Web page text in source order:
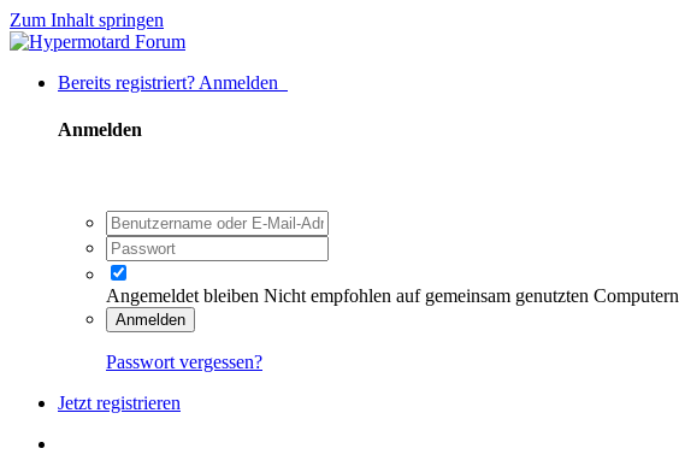
Zum Inhalt springen
Bereits registriert? Anmelden
Anmelden
Angemeldet bleiben Nicht empfohlen auf gemeinsam genutzten Computern
Anmelden
Passwort vergessen?
Jetzt registrieren